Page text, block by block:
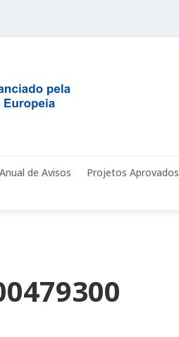
de Avisos
Projetos Aprovados